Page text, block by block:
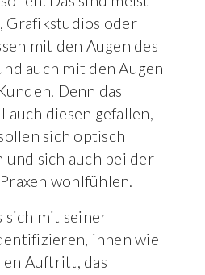
Grafikstudios oder
mit den Augen des
auch mit den Augen
Denn das
diesen gefallen,
sich optisch
und sich auch bei der
wohlfühlen.
sich mit seiner
innen wie
Auftritt, das